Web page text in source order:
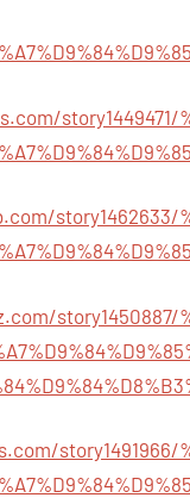
story1449471/
story1462633/
story1450887/
story1491966/